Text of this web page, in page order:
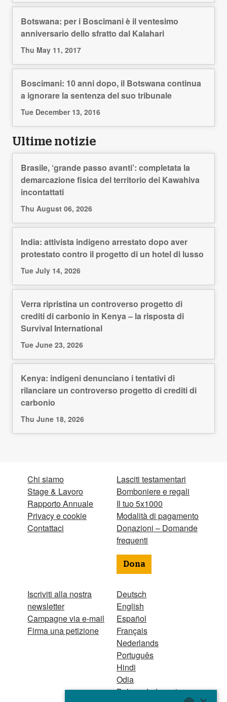
Botswana: per i Boscimani è il ventesimo
anniversario dello sfratto dal Kalahari
Thu May 11, 2017
Boscimani: 10 anni dopo, il Botswana continua
a ignorare la sentenza del suo tribunale
Tue December 13, 2016
Ultime notizie
Brasile, ‘grande passo avanti’: completata la
demarcazione fisica del territorio dei Kawahiva
incontattati
Thu August 06, 2026
India: attivista indigeno arrestato dopo aver
protestato contro il progetto di un hotel di lusso
Tue July 14, 2026
Verra ripristina un controverso progetto di
crediti di carbonio in Kenya – la risposta di
Survival International
Tue June 23, 2026
Kenya: indigeni denunciano i tentativi di
rilanciare un controverso progetto di crediti di
carbonio
Thu June 18, 2026
Chi siamo
Stage & Lavoro
Rapporto Annuale
Privacy e cookie
Contattaci
Iscriviti alla nostra
newsletter
Campagne via e-mail
Firma una petizione
Lasciti testamentari
Bomboniere e regali
Il tuo 5x1000
Modalità di pagamento
Donazioni – Domande
frequenti
Dona
Deutsch
English
Español
Français
Nederlands
Português
Hindi
Odia
Bahasa Indonesia